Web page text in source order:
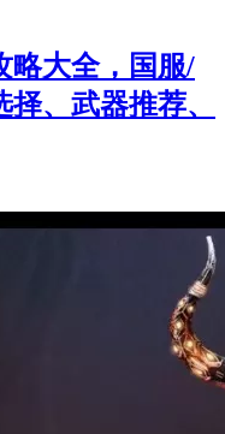
略大全，国服/
、武器推荐、